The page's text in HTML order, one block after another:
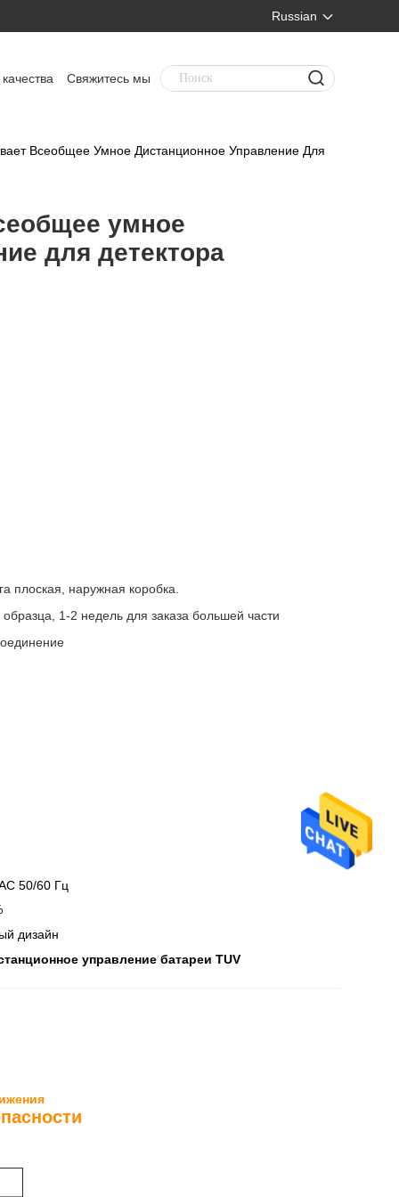
Russian
Свяжитесь мы
Всеобщее Умное Дистанционное Управление Для
умное
для детектора
плоская, наружная коробка.
1-2 недель для заказа большей части
50/60 Гц
дизайн
управление батареи TUV